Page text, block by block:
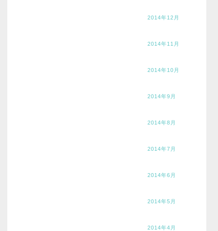
2014年12月
2014年11月
2014年10月
2014年9月
2014年8月
2014年7月
2014年6月
2014年5月
2014年4月